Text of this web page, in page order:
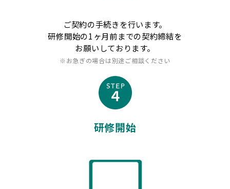
ご契約の手続きを行います。
研修開始の1ヶ月前までの契約締結を
お願いしております。
※お急ぎの場合は別途ご相談ください
研修開始